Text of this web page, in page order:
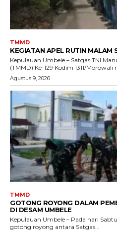
TMMD
KEGIATAN APEL RUTIN MALAM
Kepulauan Umbele – Satgas TNI
(TMMD) Ke-129 Kodim 1311/Morowali
Agustus 9, 2026
TMMD
GOTONG ROYONG DALAM
DI DESAM UMBELE
Kepulauan Umbele – Pada hari
gotong royong antara Satgas...